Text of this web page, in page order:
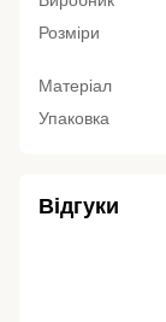
Розміри
Матеріал
Упаковка
Відгуки